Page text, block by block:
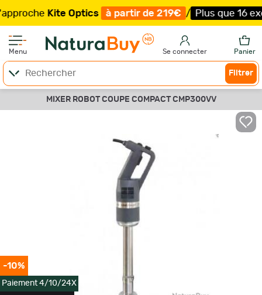
Kite Optics à partir de 219€ / Plus que 16
Menu Se connecter Panier
Filtrer
MIXER ROBOT COUPE COMPACT CMP300VV
-10%
Paiement 4/10/24X